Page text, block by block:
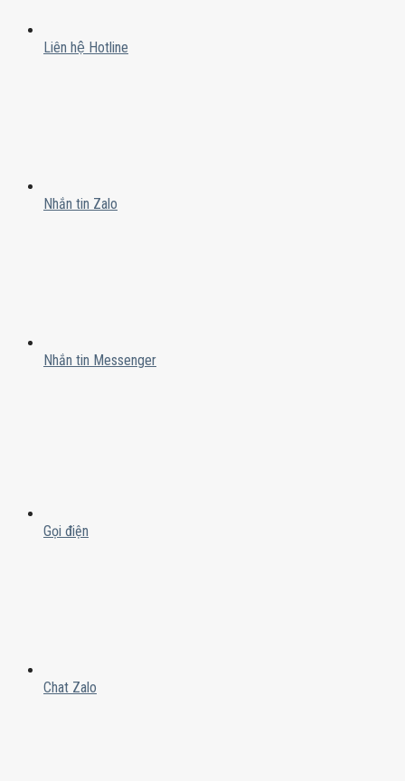
Liên hệ Hotline
Nhắn tin Zalo
Nhắn tin Messenger
Gọi điện
Chat Zalo